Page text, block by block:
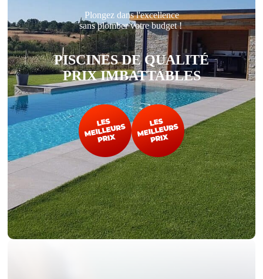
Plongez dans l'excellence
sans plomber votre budget !
PISCINES DE QUALITÉ
PRIX IMBATTABLES